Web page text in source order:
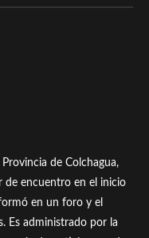
de Colchagua,
de encuentro en el inicio
en un foro y el
Es administrado por la